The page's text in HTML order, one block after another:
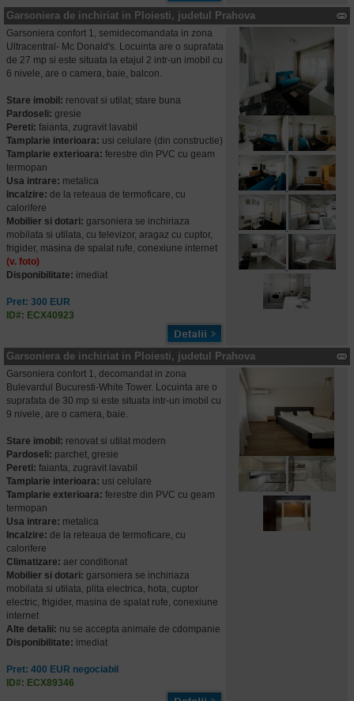
Garsoniera de inchiriat in Ploiesti, judetul Prahova
Garsoniera confort 1, semidecomandata in zona
Ultracentral- Mc Donald's. Locuinta are o suprafata
de 27 mp si este situata la etajul 2 intr-un imobil cu
6 nivele, are o camera, baie, balcon.
Stare imobil: renovat si utilat; stare buna
Pardoseli: gresie
Pereti: faianta, zugravit lavabil
Tamplarie interioara: usi celulare (din constructie)
Tamplarie exterioara: ferestre din PVC cu geam
termopan
Usa intrare: metalica
Incalzire: de la reteaua de termoficare, cu
calorifere
Mobilier si dotari: garsoniera se inchiriaza
mobilata si utilata, cu televizor, aragaz cu cuptor,
frigider, masina de spalat rufe, conexiune internet
(v. foto)
Disponibilitate: imediat
Pret: 300 EUR
ID#: ECX40923
Garsoniera de inchiriat in Ploiesti, judetul Prahova
Garsoniera confort 1, decomandat in zona
Bulevardul Bucuresti-White Tower. Locuinta are o
suprafata de 30 mp si este situata intr-un imobil cu
9 nivele, are o camera, baie.
Stare imobil: renovat si utilat modern
Pardoseli: parchet, gresie
Pereti: faianta, zugravit lavabil
Tamplarie interioara: usi celulare
Tamplarie exterioara: ferestre din PVC cu geam
termopan
Usa intrare: metalica
Incalzire: de la reteaua de termoficare, cu
calorifere
Climatizare: aer conditionat
Mobilier si dotari: garsoniera se inchiriaza
mobilata si utilata, plita electrica, hota, cuptor
electric, frigider, masina de spalat rufe, conexiune
internet
Alte detalii: nu se accepta animale de cdompanie
Disponibilitate: imediat
Pret: 400 EUR negociabil
ID#: ECX89346